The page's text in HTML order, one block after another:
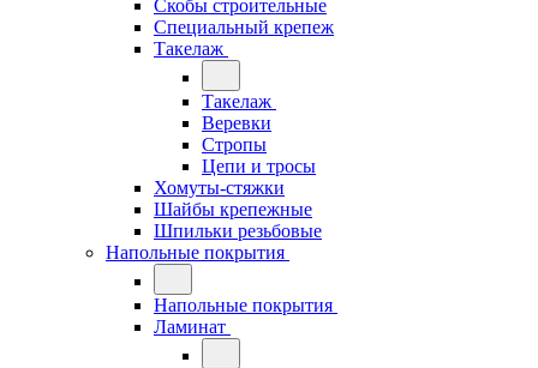
Скобы строительные
Специальный крепеж
Такелаж
Такелаж
Веревки
Стропы
Цепи и тросы
Хомуты-стяжки
Шайбы крепежные
Шпильки резьбовые
Напольные покрытия
Напольные покрытия
Ламинат